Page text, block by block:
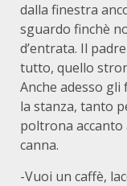
dalla finestra
sguardo finchè
d’entrata. Il
tutto, quello
Anche adesso gli
la stanza, tanto
poltrona accanto
canna.
-Vuoi un caffè,